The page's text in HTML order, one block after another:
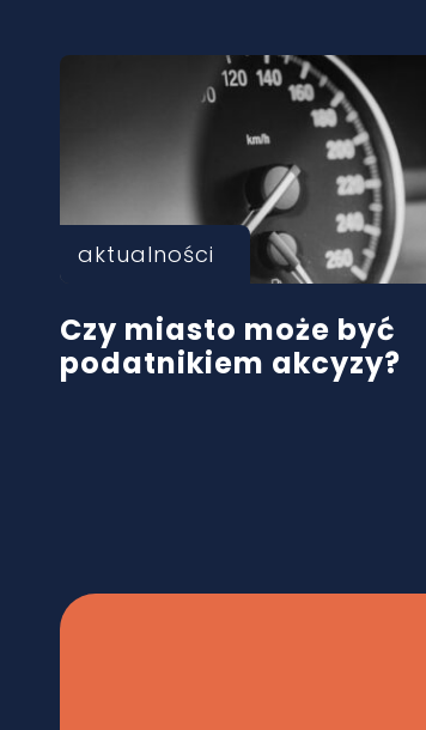
aktualności
Czy miasto może być
podatnikiem akcyzy?